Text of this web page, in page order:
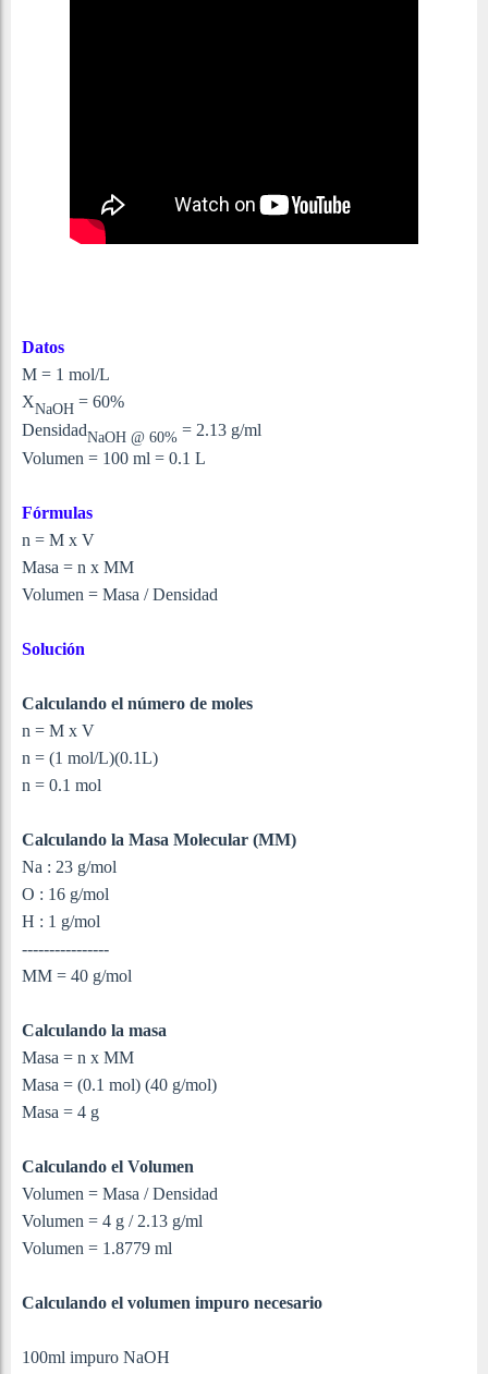
Datos
M = 1 mol/L
XNaOH = 60%
DensidadNaOH @ 60% = 2.13 g/ml
Volumen = 100 ml = 0.1 L
Fórmulas
n = M x V
Masa = n x MM
Volumen = Masa / Densidad
Solución
Calculando el número de moles
n = M x V
n = (1 mol/L)(0.1L)
n = 0.1 mol
Calculando la Masa Molecular (MM)
Na : 23 g/mol
O : 16 g/mol
H : 1 g/mol
----------------
MM = 40 g/mol
Calculando la masa
Masa = n x MM
Masa = (0.1 mol) (40 g/mol)
Masa = 4 g
Calculando el Volumen
Volumen = Masa / Densidad
Volumen = 4 g / 2.13 g/ml
Volumen = 1.8779 ml
Calculando el volumen impuro necesario
100ml impuro NaOH